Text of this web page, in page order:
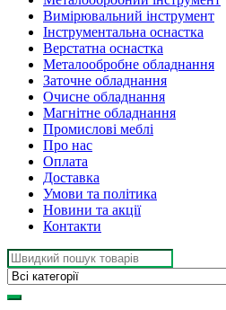
Вимірювальний інструмент
Інструментальна оснастка
Верстатна оснастка
Металообробне обладнання
Заточне обладнання
Очисне обладнання
Магнітне обладнання
Промислові меблі
Про нас
Оплата
Доставка
Умови та політика
Новини та акції
Контакти
Search
for: